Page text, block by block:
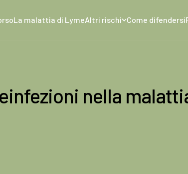
La malattia di LymeAltri rischi Come difendersi
nella